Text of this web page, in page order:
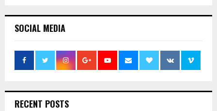
SOCIAL MEDIA
RECENT POSTS